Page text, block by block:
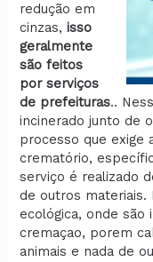
redução em
cinzas,isso
geralmente
são feitos
por serviços
de prefeituras..
incinerado junto de
processo que exige
crematório,
serviço é realizado
de outros materiais.
ecológica, onde são
cremaçao, porem
animais e nada de